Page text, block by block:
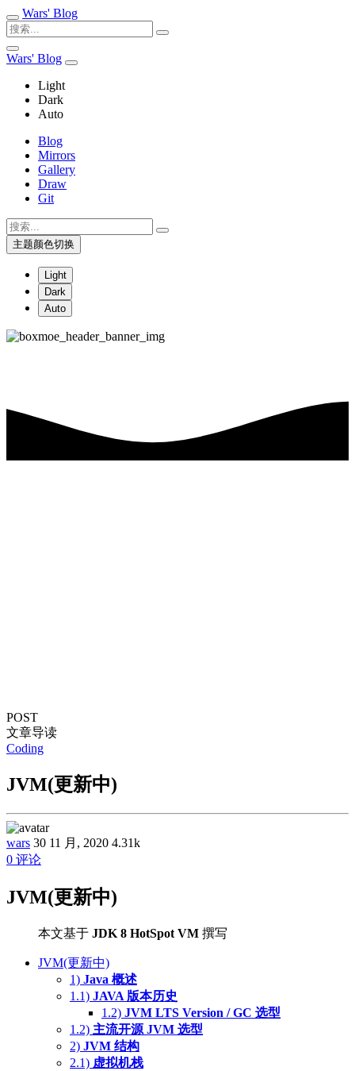
Wars' Blog
Wars' Blog
Light
Dark
Auto
Blog
Mirrors
Gallery
Draw
Git
主题颜色切换
Light
Dark
Auto
POST
文章导读
Coding
JVM(更新中)
wars 30 11 月, 2020 4.31k
0 评论
JVM(更新中)
本文基于 JDK 8 HotSpot VM 撰写
JVM(更新中)
1) Java 概述
1.1) JAVA 版本历史
1.2) JVM LTS Version / GC 选型
1.2) 主流开源 JVM 选型
2) JVM 结构
2.1) 虚拟机栈